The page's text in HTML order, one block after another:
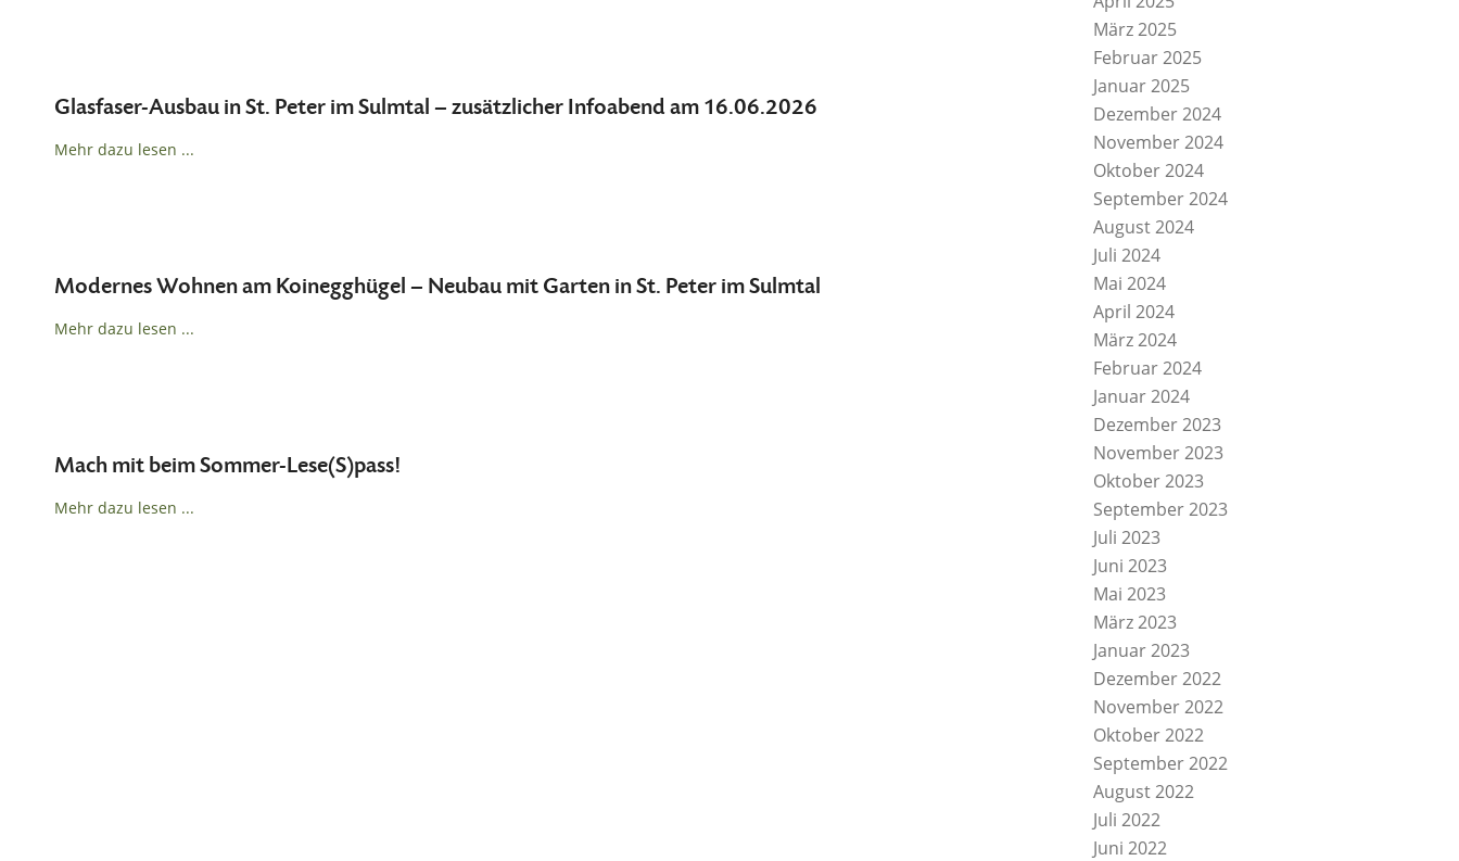
Glasfaser-Ausbau in St. Peter im Sulmtal – zusätzlicher Infoabend am 16.06.2026
Mehr dazu lesen ...
Modernes Wohnen am Koinegghügel – Neubau mit Garten in St. Peter im Sulmtal
Mehr dazu lesen ...
Mach mit beim Sommer-Lese(S)pass!
Mehr dazu lesen ...
März 2025
Februar 2025
Januar 2025
Dezember 2024
November 2024
Oktober 2024
September 2024
August 2024
Juli 2024
Mai 2024
April 2024
März 2024
Februar 2024
Januar 2024
Dezember 2023
November 2023
Oktober 2023
September 2023
Juli 2023
Juni 2023
Mai 2023
März 2023
Januar 2023
Dezember 2022
November 2022
Oktober 2022
September 2022
August 2022
Juli 2022
Juni 2022